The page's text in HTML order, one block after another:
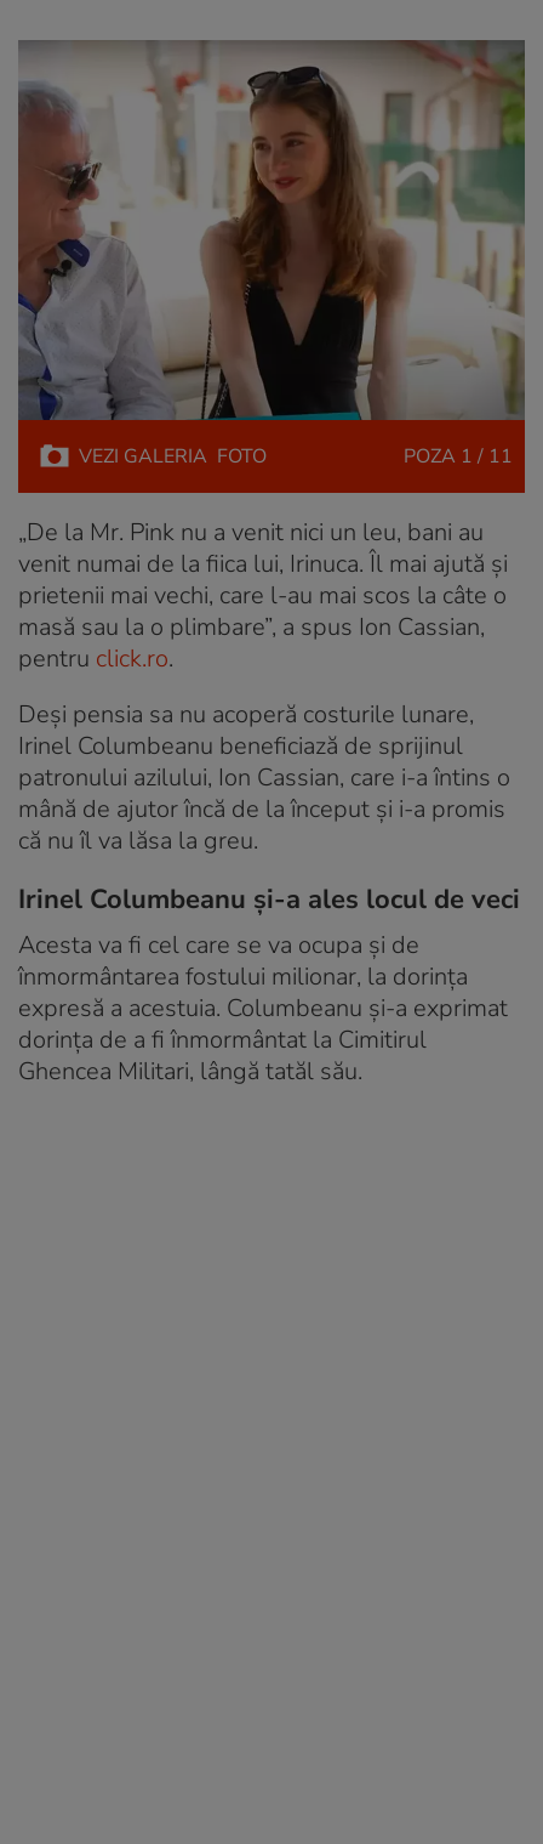
VEZI GALERIA FOTO POZA 1 / 11
„De la Mr. Pink nu a venit nici un leu, bani au
venit numai de la fiica lui, Irinuca. Îl mai ajută și
prietenii mai vechi, care l-au mai scos la câte o
masă sau la o plimbare”, a spus Ion Cassian,
pentru click.ro.
Deși pensia sa nu acoperă costurile lunare,
Irinel Columbeanu beneficiază de sprijinul
patronului azilului, Ion Cassian, care i-a întins o
mână de ajutor încă de la început și i-a promis
că nu îl va lăsa la greu.
Irinel Columbeanu și-a ales locul de veci
Acesta va fi cel care se va ocupa și de
înmormântarea fostului milionar, la dorința
expresă a acestuia. Columbeanu și-a exprimat
dorința de a fi înmormântat la Cimitirul
Ghencea Militari, lângă tatăl său.